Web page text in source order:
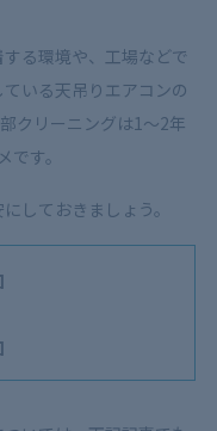
る環境や、工場などで
いる天吊りエアコンの
クリーニングは1～2年
す。
しておきましょう。